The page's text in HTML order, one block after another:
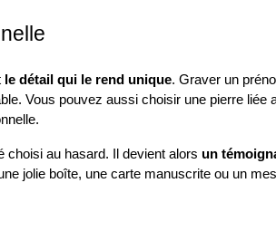
le détail qui le rend unique. Graver un
Vous pouvez aussi choisir une pierre liée
choisi au hasard. Il devient alors un
jolie boîte, une carte manuscrite ou un